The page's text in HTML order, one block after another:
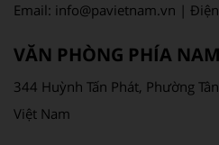
Email: info@pavietnam.vn |
VĂN PHÒNG PHÍA
344 Huỳnh Tấn Phát, Phường
Việt Nam